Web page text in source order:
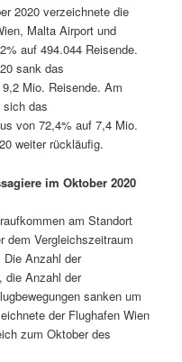
2020 verzeichnete die
Malta Airport und
auf 494.044 Reisende.
sank das
Mio. Reisende. Am
sich das
von 72,4% auf 7,4 Mio.
weiter rückläufig.
im Oktober 2020
am Standort
dem Vergleichszeitraum
Die Anzahl der
die Anzahl der
sanken um
der Flughafen Wien
zum Oktober des